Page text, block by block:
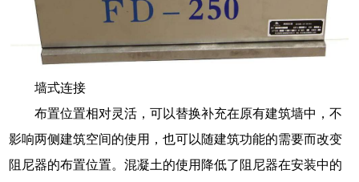
墙式连接
布置位置相对灵活，可以替换补充在原有建筑墙中，不
影响两侧建筑空间的使用，也可以随建筑功能的需要而改变
阻尼器的布置位置。混凝土的使用降低了阻尼器在安装中的